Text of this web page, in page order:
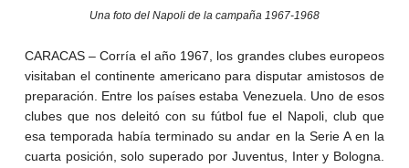
Una foto del Napoli de la campaña 1967-1968
CARACAS – Corría el año 1967, los grandes clubes europeos
visitaban el continente americano para disputar amistosos de
preparación. Entre los países estaba Venezuela. Uno de esos
clubes que nos deleitó con su fútbol fue el Napoli, club que
esa temporada había terminado su andar en la Serie A en la
cuarta posición, solo superado por Juventus, Inter y Bologna.